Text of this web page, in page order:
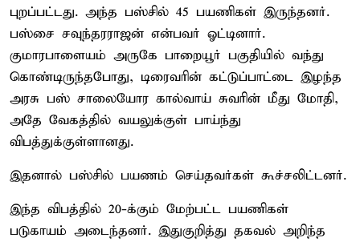
புறப்பட்டது. அந்த பஸ்சில் 45 பயணிகள் இருந்தனர்.
பஸ்சை சவுந்தரராஜன் என்பவர் ஓட்டினார்.
குமாரபாளையம் அருகே பாறையூர் பகுதியில் வந்து
கொண்டிருந்தபோது, டிரைவரின் கட்டுப்பாட்டை இழந்த
அரசு பஸ் சாலையோர கால்வாய் சுவரின் மீது மோதி,
அதே வேகத்தில் வயலுக்குள் பாய்ந்து
விபத்துக்குள்ளானது.
இதனால் பஸ்சில் பயணம் செய்தவர்கள் கூச்சலிட்டனர்.
இந்த விபத்தில் 20-க்கும் மேற்பட்ட பயணிகள்
படுகாயம் அடைந்தனர். இதுகுறித்து தகவல் அறிந்த